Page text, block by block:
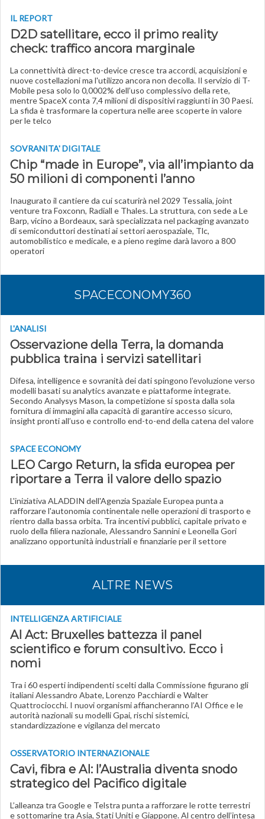
IL REPORT
D2D satellitare, ecco il primo reality
check: traffico ancora marginale
La connettività direct-to-device cresce tra accordi, acquisizioni e
nuove costellazioni ma l'utilizzo ancora non decolla. Il servizio di T-
Mobile pesa solo lo 0,0002% dell’uso complessivo della rete,
mentre SpaceX conta 7,4 milioni di dispositivi raggiunti in 30 Paesi.
La sfida è trasformare la copertura nelle aree scoperte in valore
per le telco
SOVRANITA' DIGITALE
Chip “made in Europe”, via all’impianto da
50 milioni di componenti l’anno
Inaugurato il cantiere da cui scaturirà nel 2029 Tessalia, joint
venture tra Foxconn, Radiall e Thales. La struttura, con sede a Le
Barp, vicino a Bordeaux, sarà specializzata nel packaging avanzato
di semiconduttori destinati ai settori aerospaziale, Tlc,
automobilistico e medicale, e a pieno regime darà lavoro a 800
operatori
SPACECONOMY360
L'ANALISI
Osservazione della Terra, la domanda
pubblica traina i servizi satellitari
Difesa, intelligence e sovranità dei dati spingono l’evoluzione verso
modelli basati su analytics avanzate e piattaforme integrate.
Secondo Analysys Mason, la competizione si sposta dalla sola
fornitura di immagini alla capacità di garantire accesso sicuro,
insight pronti all’uso e controllo end-to-end della catena del valore
SPACE ECONOMY
LEO Cargo Return, la sfida europea per
riportare a Terra il valore dello spazio
L'iniziativa ALADDIN dell'Agenzia Spaziale Europea punta a
rafforzare l'autonomia continentale nelle operazioni di trasporto e
rientro dalla bassa orbita. Tra incentivi pubblici, capitale privato e
ruolo della filiera nazionale, Alessandro Sannini e Leonella Gori
analizzano opportunità industriali e finanziarie per il settore
ALTRE NEWS
INTELLIGENZA ARTIFICIALE
AI Act: Bruxelles battezza il panel
scientifico e forum consultivo. Ecco i
nomi
Tra i 60 esperti indipendenti scelti dalla Commissione figurano gli
italiani Alessandro Abate, Lorenzo Pacchiardi e Walter
Quattrociocchi. I nuovi organismi affiancheranno l’AI Office e le
autorità nazionali su modelli Gpai, rischi sistemici,
standardizzazione e vigilanza del mercato
OSSERVATORIO INTERNAZIONALE
Cavi, fibra e AI: l’Australia diventa snodo
strategico del Pacifico digitale
L’alleanza tra Google e Telstra punta a rafforzare le rotte terrestri
e sottomarine tra Asia, Stati Uniti e Giappone. Al centro dell’intesa